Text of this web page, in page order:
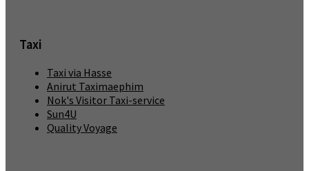
Taxi
Taxi via Hasse
Anirut Taximaephim
Nok's Visitor Taxi-service
Sun4U
Quality Voyage